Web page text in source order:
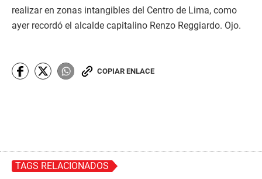
realizar en zonas intangibles del Centro de Lima, como
ayer recordó el alcalde capitalino Renzo Reggiardo. Ojo.
COPIAR ENLACE
TAGS RELACIONADOS